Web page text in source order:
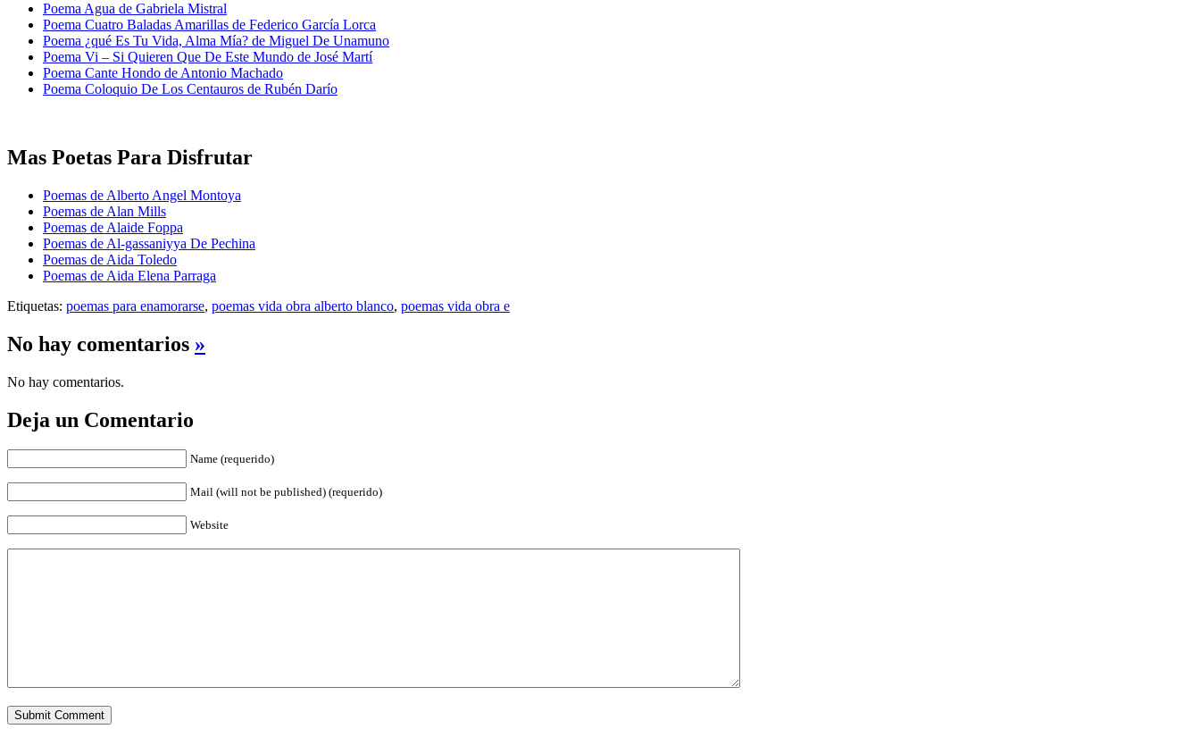
Poema Agua de Gabriela Mistral
Poema Cuatro Baladas Amarillas de Federico García Lorca
Poema ¿qué Es Tu Vida, Alma Mía? de Miguel De Unamuno
Poema Vi – Si Quieren Que De Este Mundo de José Martí
Poema Cante Hondo de Antonio Machado
Poema Coloquio De Los Centauros de Rubén Darío
Mas Poetas Para Disfrutar
Poemas de Alberto Angel Montoya
Poemas de Alan Mills
Poemas de Alaide Foppa
Poemas de Al-gassaniyya De Pechina
Poemas de Aida Toledo
Poemas de Aida Elena Parraga
Etiquetas: poemas para enamorarse, poemas vida obra alberto blanco, poemas vida obra e
No hay comentarios »
No hay comentarios.
Deja un Comentario
Name (requerido)
Mail (will not be published) (requerido)
Website